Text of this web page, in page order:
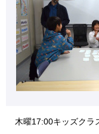
木曜17:00キッズクラ